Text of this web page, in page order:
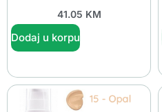
41.05 KM
Dodaj u korpu